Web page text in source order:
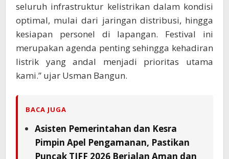
seluruh infrastruktur kelistrikan dalam kondisi
optimal, mulai dari jaringan distribusi, hingga
kesiapan personel di lapangan. Festival ini
merupakan agenda penting sehingga kehadiran
listrik yang andal menjadi prioritas utama
kami.” ujar Usman Bangun.
BACA JUGA
Asisten Pemerintahan dan Kesra
Pimpin Apel Pengamanan, Pastikan
Puncak TIFF 2026 Berjalan Aman dan